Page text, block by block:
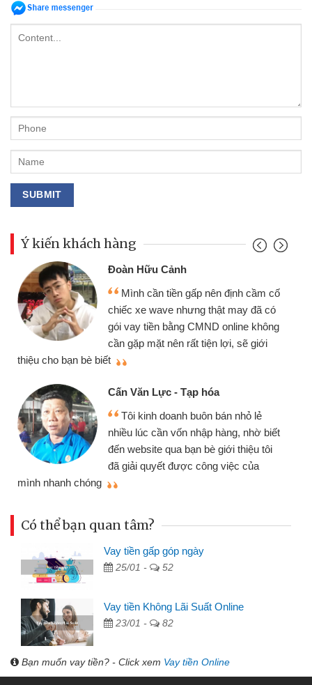
Ý kiến khách hàng
Đoàn Hữu Cảnh
Mình cần tiền gấp nên định cầm cố
chiếc xe wave nhưng thật may đã có
gói vay tiền bằng CMND online không
cần gặp mặt nên rất tiện lợi, sẽ giới
thiệu cho bạn bè biết
Cấn Văn Lực - Tạp hóa
Tôi kinh doanh buôn bán nhỏ lẻ
nhiều lúc cần vốn nhập hàng, nhờ biết
đến website qua bạn bè giới thiệu tôi
đã giải quyết được công việc của
mình nhanh chóng
Có thể bạn quan tâm?
Vay tiền gấp góp ngày
25/01 - 52
Vay tiền Không Lãi Suất Online
23/01 - 82
Bạn muốn vay tiền? - Click xem Vay tiền Online